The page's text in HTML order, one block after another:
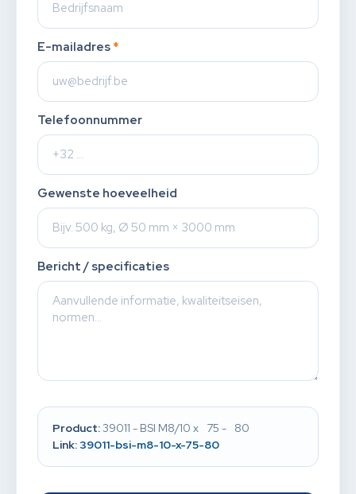
E-mailadres *
Telefoonnummer
Gewenste hoeveelheid
Bericht / specificaties
Product:39011 - BSI M8/10 x 75 - 80
Link: 39011-bsi-m8-10-x-75-80